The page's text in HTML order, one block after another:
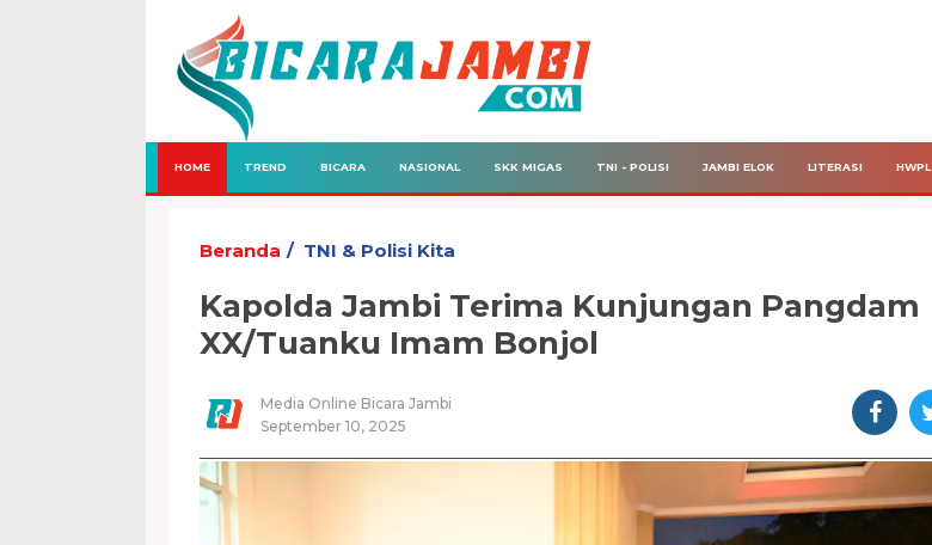
HOME TREND BICARA NASIONAL SKK MIGAS TNI - POLISI JAMBI ELOK LITERASI HWPL
Beranda TNI & Polisi Kita
Kapolda Jambi Terima Kunjungan Pangdam
XX/Tuanku Imam Bonjol
Media Online Bicara Jambi
September 10, 2025